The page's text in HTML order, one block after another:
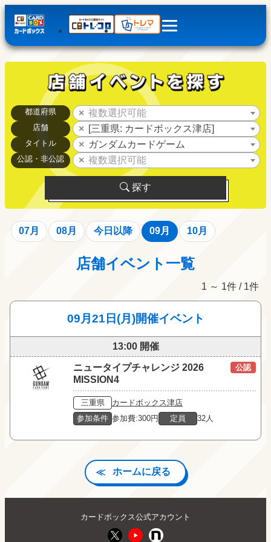
都道府県 複数選択可能
店舗 [三重県: カードボックス津店]
タイトル ガンダムカードゲーム
公認・非公認 複数選択可能
探す
07月 08月 今日以降 09月 10月
店舗イベント一覧
1 ～ 1件 / 1件
09月21日(月)開催イベント
13:00 開催
ニュータイプチャレンジ 2026
MISSION4
公認
三重県
カードボックス津店
参加条件 参加費:300円 定員 32人
ホームに戻る
カードボックス公式アカウント